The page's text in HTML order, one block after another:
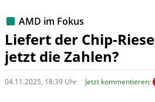
AMD im Fokus
Liefert der Chip-Riese
jetzt die Zahlen?
04.11.2025, 18:39 Uhr Jetzt kommentieren: